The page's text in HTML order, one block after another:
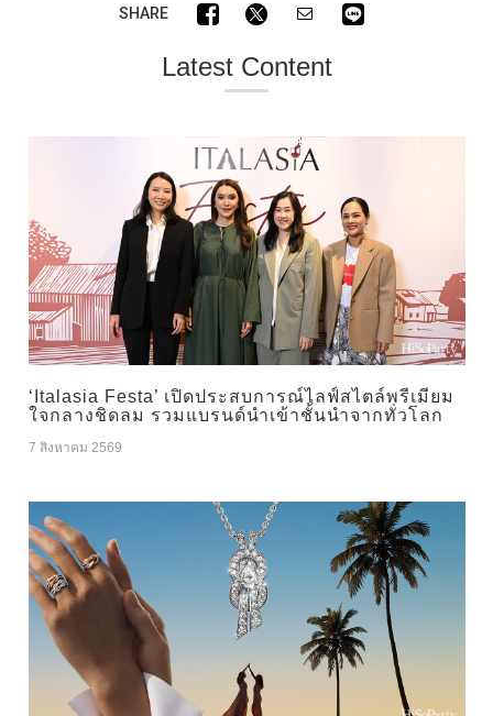
SHARE
Latest Content
‘Italasia Festa’ เปิดประสบการณ์ไลฟ์สไตล์พรีเมียม
ใจกลางชิดลม รวมแบรนด์นำเข้าชั้นนำจากทั่วโลก
7 สิงหาคม 2569